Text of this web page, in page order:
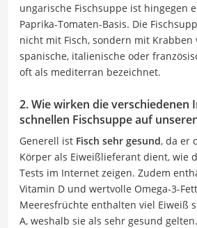
ungarische Fischsuppe ist hingegen
Paprika-Tomaten-Basis. Die
nicht mit Fisch, sondern mit Krabben
spanische, italienische oder
oft als mediterran bezeichnet.
2. Wie wirken die verschiedenen
schnellen Fischsuppe auf
Generell ist Fisch sehr gesund, da er
Körper als Eiweißlieferant dient, wie
Tests im Internet zeigen. Zudem
Vitamin D und wertvolle Omega-3-
Meeresfrüchte enthalten viel Eiweiß
A, weshalb sie als sehr gesund